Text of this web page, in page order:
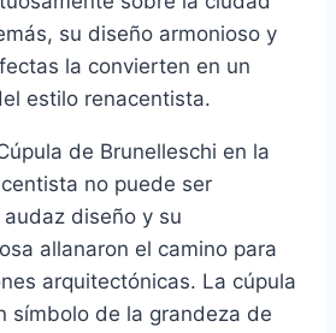
su diseño armonioso y
la convierten en un
estilo renacentista.
de Brunelleschi en la
no puede ser
diseño y su
allanaron el camino para
arquitectónicas. La cúpula
símbolo de la grandeza de